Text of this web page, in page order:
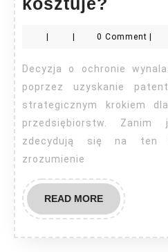
ile
| | 0 Comment |
Decyzja o ochronie wynalazku na szeroką skalę,
poprzez uzyskanie
strategicznym krokiem
przedsiębiorstw. Zanim
zdecydują się na ten
zrozumienie
READ MOREREAD
MORE